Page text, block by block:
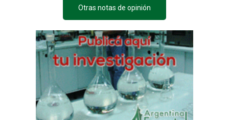
Otras notas de opinión